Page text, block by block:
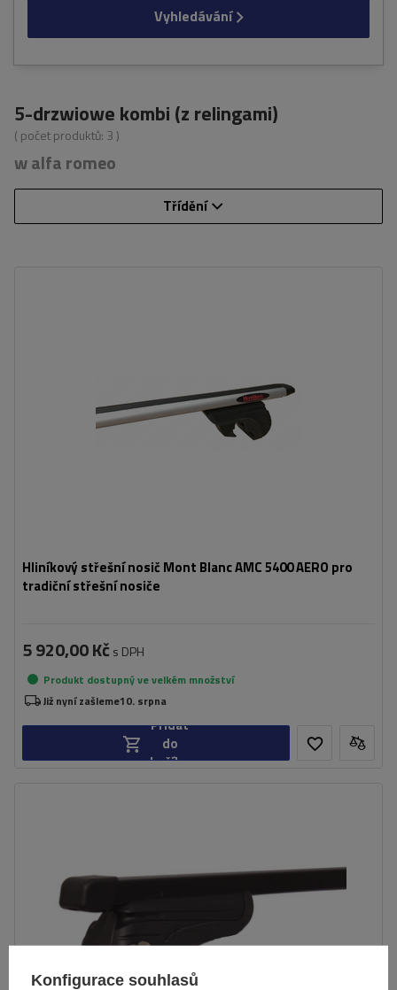
Vyhledávání
5-drzwiowe kombi (z relingami)
( počet produktů: 3 )
w alfa romeo
Třídění
Hliníkový střešní nosič Mont Blanc AMC 5400 AERO pro
tradiční střešní nosiče
5 920,00 Kč s DPH
Produkt dostupný ve velkém množství
Již nyní zašleme10. srpna
Přidat
do
košíku
Konfigurace souhlasů